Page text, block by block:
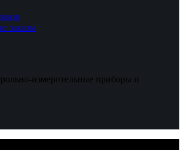
заказы
измерительные приборы и